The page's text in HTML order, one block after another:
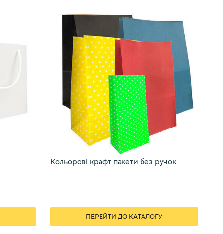
Кольорові крафт пакети без ручок
ПЕРЕЙТИ ДО КАТАЛОГУ